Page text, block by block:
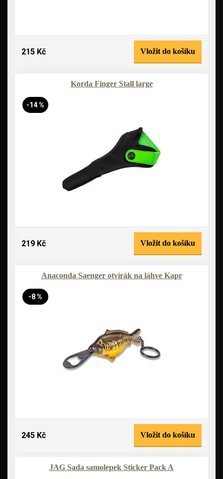
215 Kč Vložit do košíku
Korda Finger Stall large
-14 %
219 Kč Vložit do košíku
Anaconda Saenger otvírák na láhve Kapr
-8 %
245 Kč Vložit do košíku
JAG Sada samolepek Sticker Pack A